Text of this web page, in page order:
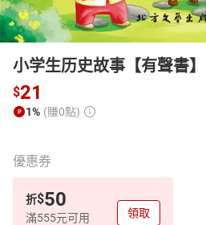
小学生历史故事【有聲書】
$21
1% (賺0點)
優惠券
折$50
滿555元可用 領取